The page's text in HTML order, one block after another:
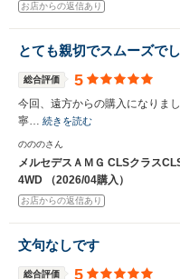
お店からの返信あり
とても親切でスムーズで
総合評価 5
今回、遠方からの購入になりま
寧… 続きを読む
のののさん
メルセデスＡＭＧ CLSクラス
4WD （2026/04購入）
お店からの返信あり
文句なしです
総合評価 5